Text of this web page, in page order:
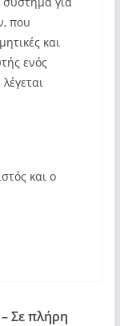
που
και
ενός
και ο
Σε πλήρη